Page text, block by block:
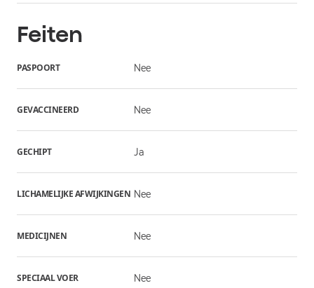
Feiten
PASPOORT Nee
GEVACCINEERD Nee
GECHIPT Ja
LICHAMELIJKE AFWIJKINGEN Nee
MEDICIJNEN Nee
SPECIAAL VOER Nee